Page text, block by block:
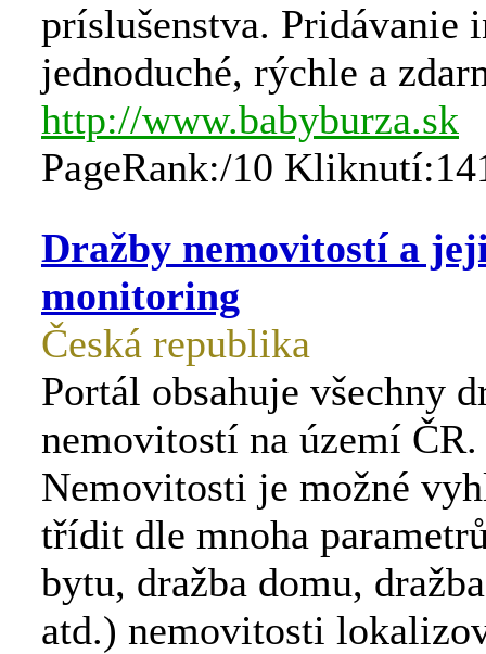
príslušenstva. Pridávanie
jednoduché, rýchle a
http://www.babyburza.sk
PageRank:/10
Dražby nemovitostí a
monitoring
Česká republika
Portál obsahuje všechny
nemovitostí na území ČR.
Nemovitosti je možné
třídit dle mnoha
bytu, dražba domu,
atd.) nemovitosti